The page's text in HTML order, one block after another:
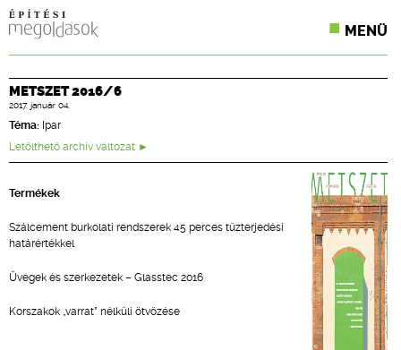
MENÜ
CPR TERMÉKKIÍRÁS
ONLINE KÉPZÉSEK
METSZET 2016/6
2017. január 04.
Téma: Ipar
Letölthető archív változat
Termékek
Szálcement burkolati rendszerek 45 perces tűzterjedési
határértékkel
Üvegek és szerkezetek – Glasstec 2016
Korszakok „varrat” nélküli ötvözése